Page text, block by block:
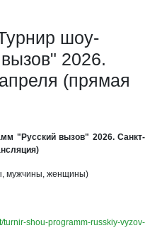
шоу-
2026.
(прямая
"Русский вызов" 2026. Санкт-
мужчины, женщины)
turnir-shou-programm-russkiy-vyzov-